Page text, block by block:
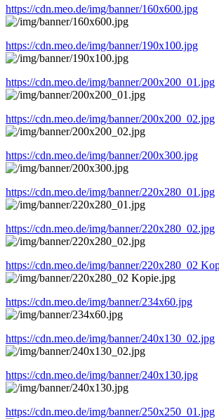
https://cdn.meo.de/img/banner/160x600.jpg
https://cdn.meo.de/img/banner/190x100.jpg
https://cdn.meo.de/img/banner/200x200_01.jpg
https://cdn.meo.de/img/banner/200x200_02.jpg
https://cdn.meo.de/img/banner/200x300.jpg
https://cdn.meo.de/img/banner/220x280_01.jpg
https://cdn.meo.de/img/banner/220x280_02.jpg
https://cdn.meo.de/img/banner/220x280_02
https://cdn.meo.de/img/banner/234x60.jpg
https://cdn.meo.de/img/banner/240x130_02.jpg
https://cdn.meo.de/img/banner/240x130.jpg
https://cdn.meo.de/img/banner/250x250_01.jpg